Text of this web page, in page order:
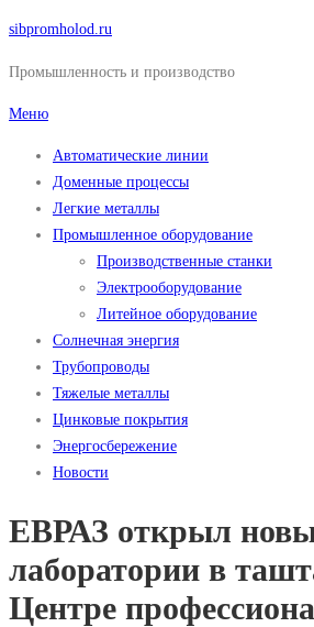
Перейти
содержимому
sibpromholod.ru
Промышленность и производство
Меню
Автоматические линии
Доменные процессы
Легкие металлы
Промышленное оборудование
Производственные станки
Электрооборудование
Литейное оборудование
Солнечная энергия
Трубопроводы
Тяжелые металлы
Цинковые покрытия
Энергосбережение
Новости
ЕВРАЗ открыл
лаборатории в
Центре